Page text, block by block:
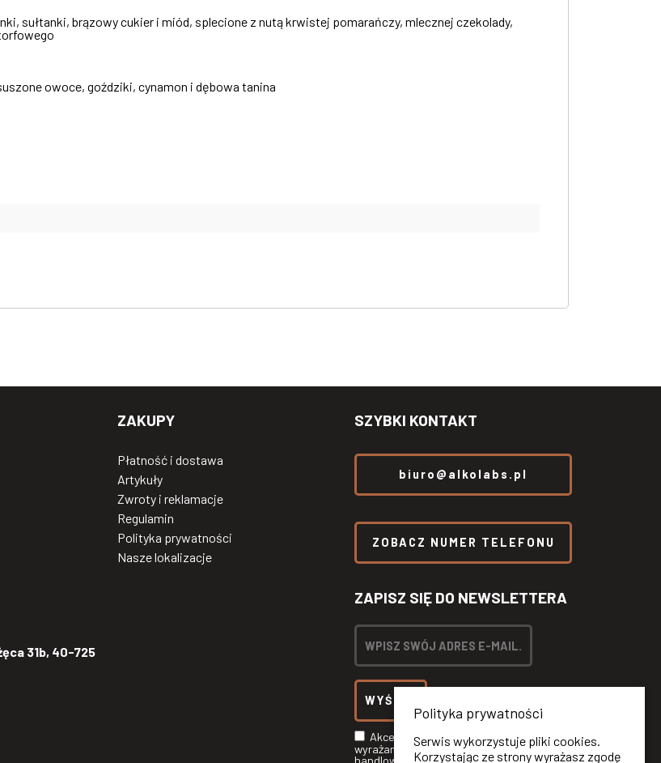
sułtanki, brązowy cukier i miód, splecione z nutą krwistej pomarańczy, mlecznej czekolady,
owoce, goździki, cynamon i dębowa tanina
31b, 40-725
ZAKUPY
Płatność i dostawa
Artykuły
Zwroty i reklamacje
Regulamin
Polityka prywatności
Nasze lokalizacje
SZYBKI KONTAKT
biuro@alkolabs.pl
ZOBACZ NUMER TELEFONU
ZAPISZ SIĘ DO NEWSLETTERA
AkceptujęPolitykę Prywatności oraz
wyrażam zgodę na otrzymywanie informacji
handlowych drogą elektroniczną od
Polityka prywatności
Serwis wykorzystuje pliki cookies.
Korzystając ze strony wyrażasz zgodę